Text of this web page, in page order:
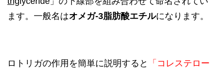
ます。一般名はオメガ‐3脂肪酸エチルになります。
ロトリガの作用を簡単に説明すると
「コレステロー